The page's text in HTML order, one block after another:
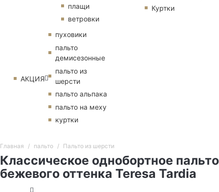
плащи
ветровки
АКЦИЯ
пуховики
пальто
демисезонные
пальто из
шерсти
пальто альпака
пальто на меху
куртки
Куртки
Главная пальто Пальто из шерсти
Классическое однобортное пальто
бежевого оттенка Teresa Tardia